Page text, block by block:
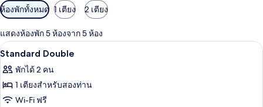
ตัว
กรอง
ที่
มี
ให้
สำหรับ
ห้อง
ห้องพักทั้งหมด 1 เตียง 2 เตียง
แสดงห้องพัก 5 ห้องจาก 5 ห้อง
เปิด
ภาพถ่าย
ทั้งหมด
ของ
2
Standard Double
พักได้ 2 คน
1 เตียงสำหรับสองท่าน
Wi-Fi ฟรี